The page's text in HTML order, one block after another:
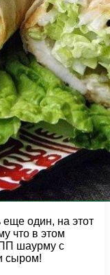
один, на этот
что в этом
ПП шаурму с
сыром!